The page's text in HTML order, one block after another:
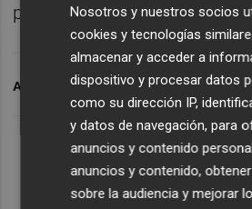
porcentaje de edad.
ARCHIVADO EN ATLETISMO
Nosotros y nuestros socios
cookies y tecnologías
almacenar y acceder a
dispositivo y procesar datos
como su dirección IP,
y datos de navegación, para
anuncios y contenido
anuncios y contenido,
sobre la audiencia y mejorar